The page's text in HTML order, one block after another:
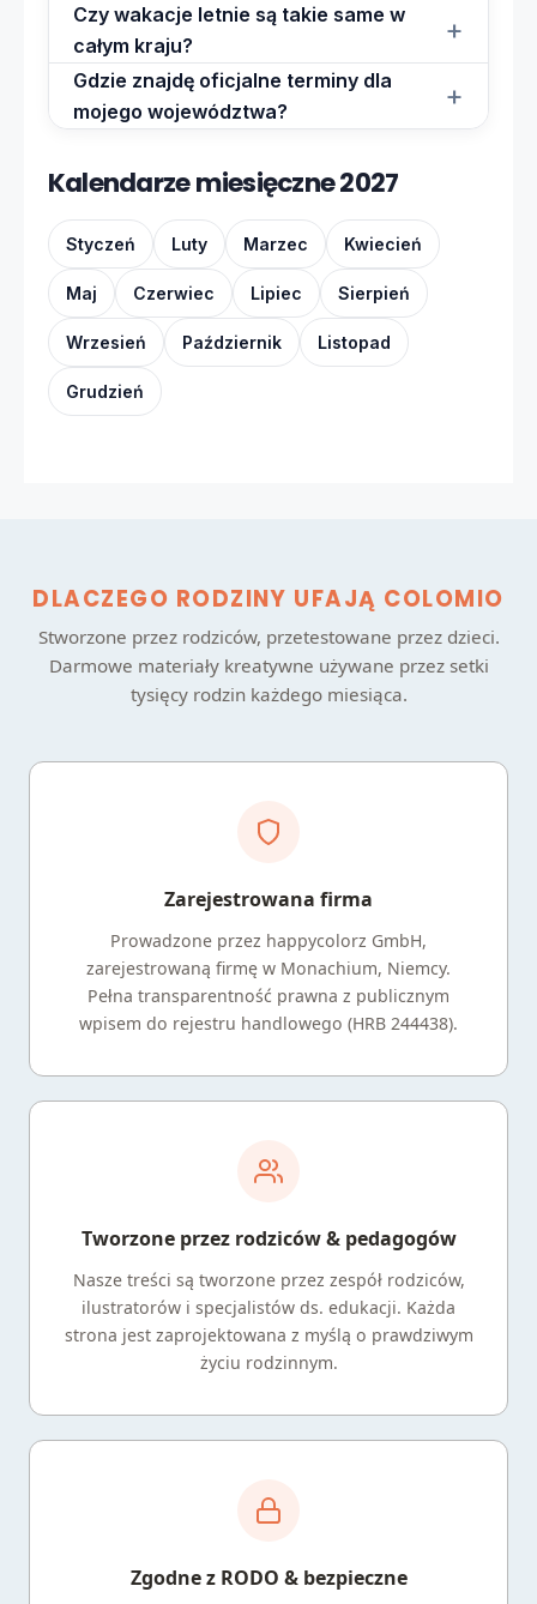
Czy wakacje letnie są takie same w
całym kraju?
Gdzie znajdę oficjalne terminy dla
mojego województwa?
Kalendarze miesięczne 2027
Styczeń Luty Marzec Kwiecień
Maj Czerwiec Lipiec Sierpień
Wrzesień Październik Listopad
Grudzień
DLACZEGO RODZINY UFAJĄ COLOMIO
Stworzone przez rodziców, przetestowane przez dzieci.
Darmowe materiały kreatywne używane przez setki
tysięcy rodzin każdego miesiąca.
Zarejestrowana firma
Prowadzone przez happycolorz GmbH,
zarejestrowaną firmę w Monachium, Niemcy.
Pełna transparentność prawna z publicznym
wpisem do rejestru handlowego (HRB 244438).
Tworzone przez rodziców & pedagogów
Nasze treści są tworzone przez zespół rodziców,
ilustratorów i specjalistów ds. edukacji. Każda
strona jest zaprojektowana z myślą o prawdziwym
życiu rodzinnym.
Zgodne z RODO & bezpieczne